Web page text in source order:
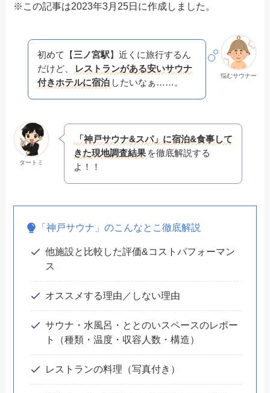
※この記事は2023年3月25日に作成しました。
悩むサウナー
初めて【三ノ宮駅】近くに旅行するん
だけど、
レストランがある安いサウナ
付きホテルに宿泊 したいなぁ……。
タートミ
「神戸サウナ&スパ」に宿泊&食事して
きた現地調査結果 を徹底解説する
よ！！
「神戸サウナ」のこんなとこ徹底解説
他施設と比較した評価&コストパフォーマン
ス
オススメする理由／しない理由
サウナ・水風呂・ととのいスペースのレポー
ト（種類・温度・収容人数・構造）
レストランの料理（写真付き）